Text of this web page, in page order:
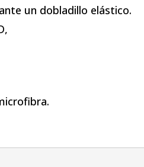
un dobladillo elástico.